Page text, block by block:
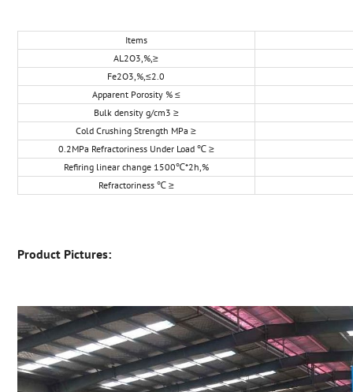
Items
AL2O3,%,≥
Fe2O3,%,≤2.0
Apparent Porosity % ≤
Bulk density g/cm3 ≥
Cold Crushing Strength MPa ≥
0.2MPa Refractoriness Under Load ℃ ≥
Refiring linear change 1500℃*2h,%
Refractoriness ℃ ≥
Product Pictures: